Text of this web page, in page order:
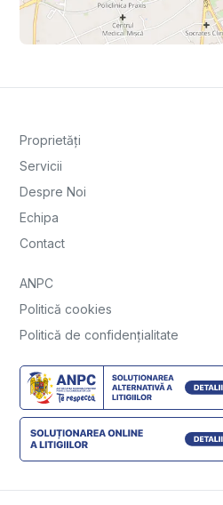
Proprietăți
Servicii
Despre Noi
Echipa
Contact
ANPC
Politică cookies
Politică de confidențialitate